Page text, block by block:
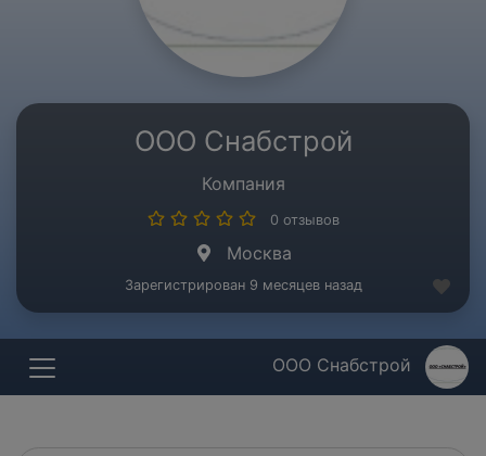
ООО Снабстрой
Компания
0 отзывов
Москва
Зарегистрирован 9 месяцев назад
ООО Снабстрой